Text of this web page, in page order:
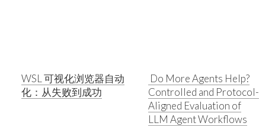
WSL 可视化浏览器自动
化：从失败到成功
Do More Agents Help?
Controlled and Protocol-
Aligned Evaluation of
LLM Agent Workflows